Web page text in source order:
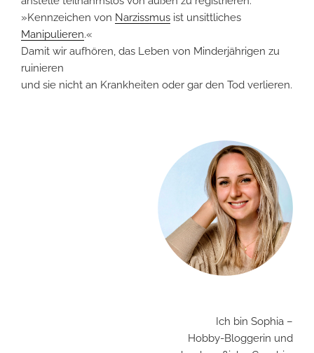
»Kennzeichen von Narzissmus ist unsittliches
Manipulieren.«
Damit wir aufhören, das Leben von Minderjährigen zu
ruinieren
und sie nicht an Krankheiten oder gar den Tod verlieren.
Ich bin Sophia –
Hobby-Bloggerin und